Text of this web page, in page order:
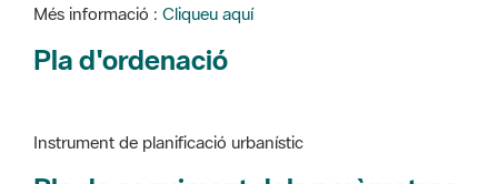
Instrument de planificació urbanístic
ecològics